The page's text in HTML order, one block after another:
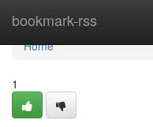
bookmark-rss
Home
Home
1